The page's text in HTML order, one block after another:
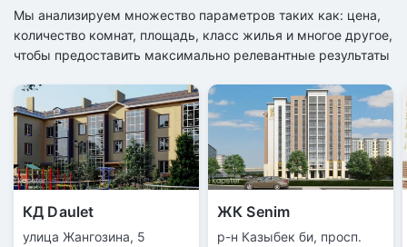
Мы анализируем множество параметров таких как: цена,
количество комнат, площадь, класс жилья и многое другое,
чтобы предоставить максимально релевантные результаты
КД Daulet
улица Жангозина, 5
ЖК Senim
р-н Казыбек би, просп.